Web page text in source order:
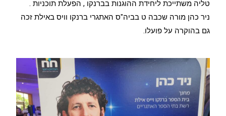
טליה משתייכת ליחידת ההוגנות בברנקו , הפעלת תוכניות .
ניר כהן מורה שכבה ט בביה"ס האתגרי ברנקו וויס באילת זכה
גם בהוקרה על פועלו.